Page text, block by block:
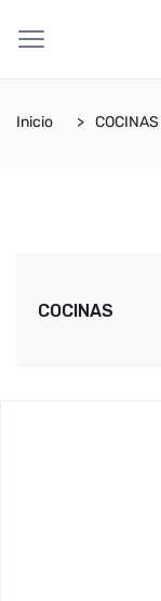
Inicio COCINAS
COCINAS